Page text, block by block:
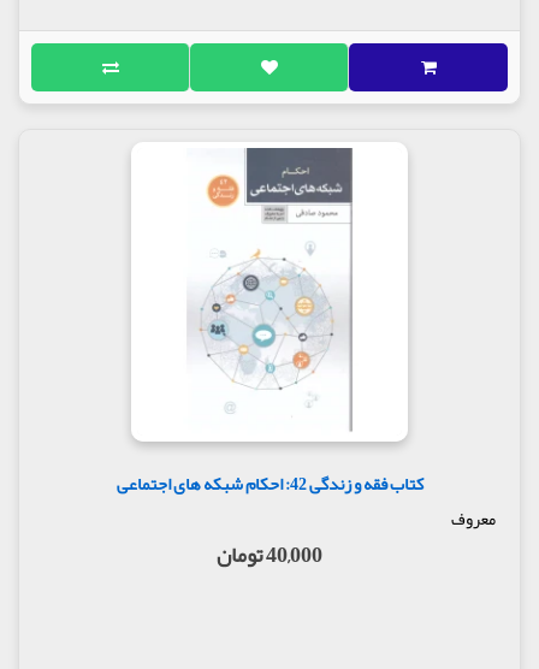
کتاب فقه و زندگی 42: احکام شبکه های اجتماعی
معروف
40,000 تومان